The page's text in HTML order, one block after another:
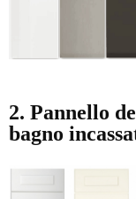
2. Pannello
bagno